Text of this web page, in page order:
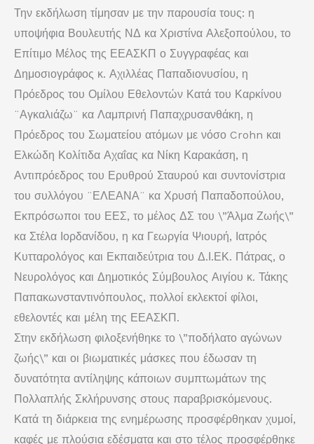
Την εκδήλωση τίμησαν με την παρουσία τους: η
υποψήφια Βουλευτής ΝΔ κα Χριστίνα Αλεξοπούλου, το
Επίτιμο Μέλος της ΕΕΑΣΚΠ ο Συγγραφέας και
Δημοσιογράφος κ. Αχιλλέας Παπαδιονυσίου, η
Πρόεδρος του Ομίλου Εθελοντών Κατά του Καρκίνου
¨Αγκαλιάζω¨ κα Λαμπρινή Παπαχρυσανθάκη, η
Πρόεδρος του Σωματείου ατόμων με νόσο Crohn και
Ελκώδη Κολίτιδα Αχαΐας κα Νίκη Καρακάση, η
Αντιπρόεδρος του Ερυθρού Σταυρού και συντονίστρια
του συλλόγου ¨ΕΛΕΑΝΑ¨ κα Χρυσή Παπαδοπούλου,
Εκπρόσωποι του ΕΕΣ, το μέλος ΔΣ του \”Άλμα Ζωής\”
κα Στέλα Ιορδανίδου, η κα Γεωργία Ψιουρή, Ιατρός
Κυτταρολόγος και Εκπαιδεύτρια του Δ.Ι.ΕΚ. Πάτρας, ο
Νευρολόγος και Δημοτικός Σύμβουλος Αιγίου κ. Τάκης
Παπακωνσταντινόπουλος, πολλοί εκλεκτοί φίλοι,
εθελοντές και μέλη της ΕΕΑΣΚΠ.
Στην εκδήλωση φιλοξενήθηκε το \”ποδήλατο αγώνων
ζωής\” και οι βιωματικές μάσκες που έδωσαν τη
δυνατότητα αντίληψης κάποιων συμπτωμάτων της
Πολλαπλής Σκλήρυνσης στους παραβρισκόμενους.
Κατά τη διάρκεια της ενημέρωσης προσφέρθηκαν χυμοί,
καφές με πλούσια εδέσματα και στο τέλος προσφέρθηκε